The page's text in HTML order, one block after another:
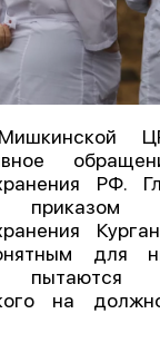
Справочник
API
О проекте
РФ.
приказом
для
пытаются
на